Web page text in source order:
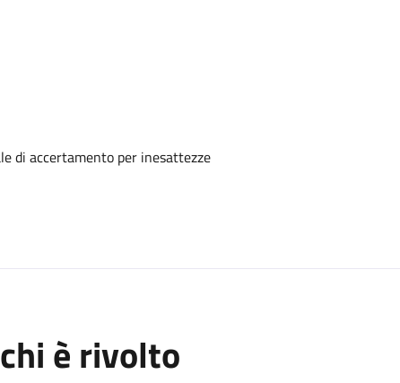
di accertamento per inesattezze
è rivolto